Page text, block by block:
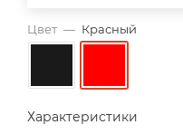
Цвет — Красный
Характеристики